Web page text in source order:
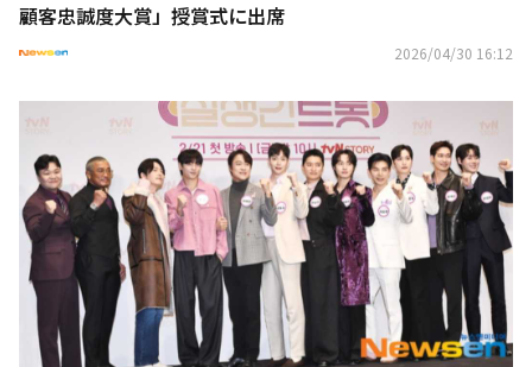
顧客忠誠度大賞」授賞式に出席
2026/04/30 16:12